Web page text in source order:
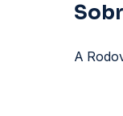
A